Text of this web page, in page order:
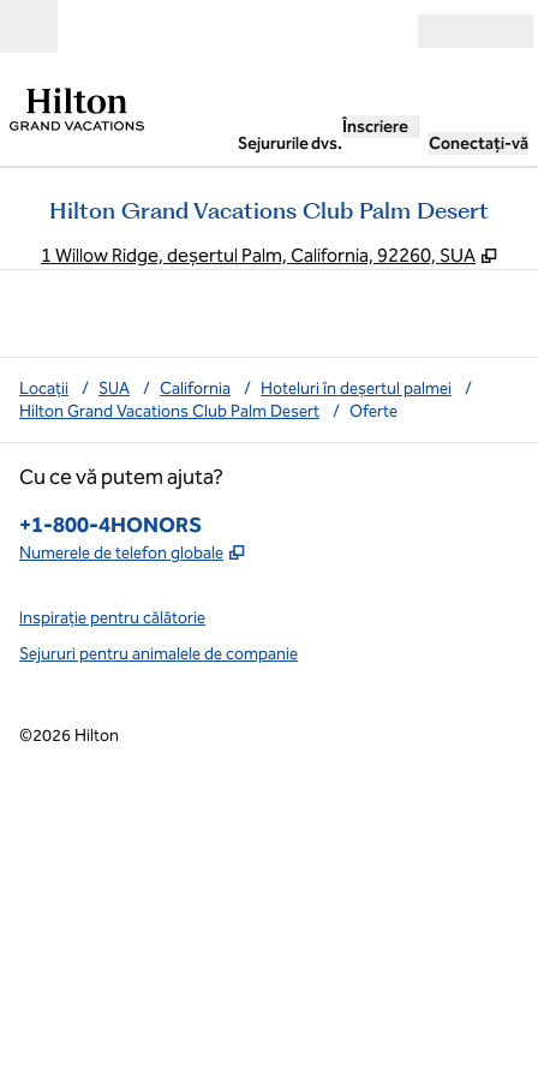
Sejururile dvs.
Înscriere
Conectați-vă
Hilton Grand Vacations Club Palm Desert
1 Willow Ridge, deșertul Palm, California, 92260, SUA ,
Locații / SUA / California / Hoteluri în deșertul palmei
/
Hilton Grand Vacations Club Palm Desert
/ Oferte
Cu ce vă putem ajuta?
Telefon:
+1-800-4HONORS
Numerele de telefon globale ,
Inspirație pentru călătorie
Sejururi pentru animalele de companie
©2026 Hilton